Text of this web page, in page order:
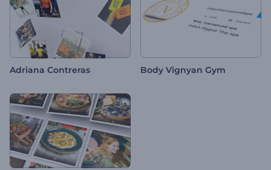
Adriana Contreras Body Vignyan Gym